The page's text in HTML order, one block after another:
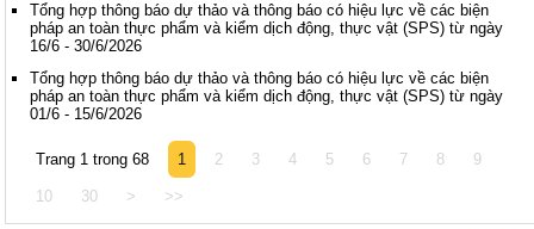
Tổng hợp thông báo dự thảo và thông báo có hiệu lực về các biện
pháp an toàn thực phẩm và kiểm dịch động, thực vật (SPS) từ ngày
16/6 - 30/6/2026
Tổng hợp thông báo dự thảo và thông báo có hiệu lực về các biện
pháp an toàn thực phẩm và kiểm dịch động, thực vật (SPS) từ ngày
01/6 - 15/6/2026
Trang 1 trong 68 1 2 3 4 5 6 7 8 9
10 30 > >>